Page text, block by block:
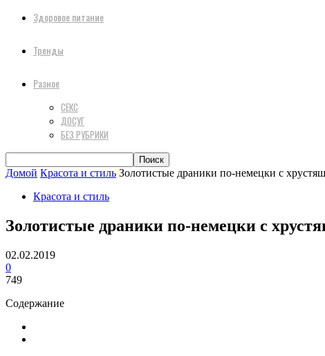
Здоровое питание
Тренды
Разное
СЕКС
ДОСУГ
БЕЗ РУБРИКИ
Домой Красота и стиль Золотистые драники по-немецки с
Красота и стиль
Золотистые драники по-немецки с
02.02.2019
0
749
Содержание